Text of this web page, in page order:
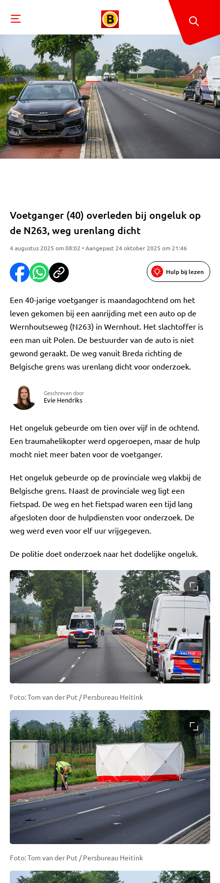
Voetganger (40) overleden bij ongeluk op
de N263, weg urenlang dicht
4 augustus 2025 om 08:02 • Aangepast 24 oktober 2025 om 21:46
Hulp bij lezen
Een 40-jarige voetganger is maandagochtend om het
leven gekomen bij een aanrijding met een auto op de
Wernhoutseweg (N263) in Wernhout. Het slachtoffer is
een man uit Polen. De bestuurder van de auto is niet
gewond geraakt. De weg vanuit Breda richting de
Belgische grens was urenlang dicht voor onderzoek.
Geschreven door
Evie Hendriks
Het ongeluk gebeurde om tien over vijf in de ochtend.
Een traumahelikopter werd opgeroepen, maar de hulp
mocht niet meer baten voor de voetganger.
Het ongeluk gebeurde op de provinciale weg vlakbij de
Belgische grens. Naast de provinciale weg ligt een
fietspad. De weg en het fietspad waren een tijd lang
afgesloten door de hulpdiensten voor onderzoek. De
weg werd even voor elf uur vrijgegeven.
De politie doet onderzoek naar het dodelijke ongeluk.
Foto: Tom van der Put / Persbureau Heitink
Foto: Tom van der Put / Persbureau Heitink